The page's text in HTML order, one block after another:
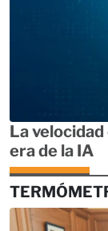
La
era de la IA